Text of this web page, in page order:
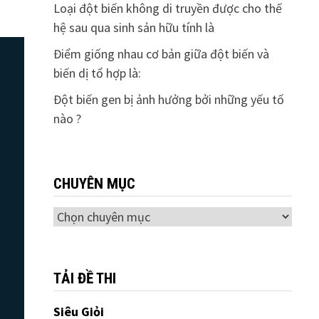
Loại đột biến không di truyền được cho thế
hệ sau qua sinh sản hữu tính là
Điểm giống nhau cơ bản giữa đột biến và
biến dị tổ hợp là:
Đột biến gen bị ảnh hưởng bởi những yếu tố
nào ?
CHUYÊN MỤC
Chuyên
TẢI ĐỀ THI
Siêu Giỏi